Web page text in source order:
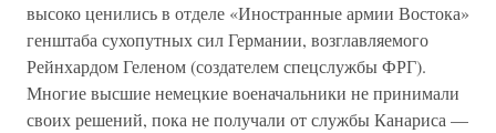
высоко ценились в отделе «Иностранные армии Востока»
генштаба сухопутных сил Германии, возглавляемого
Рейнхардом Геленом (создателем спецслужбы ФРГ).
Многие высшие немецкие военачальники не принимали
своих решений, пока не получали от службы Канариса —